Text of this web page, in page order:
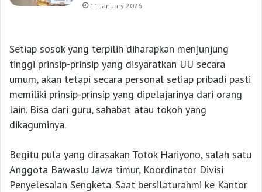
11 January 2026
Setiap sosok yang terpilih diharapkan menjunjung
tinggi prinsip-prinsip yang disyaratkan UU secara
umum, akan tetapi secara personal setiap pribadi pasti
memiliki prinsip-prinsip yang dipelajarinya dari orang
lain. Bisa dari guru, sahabat atau tokoh yang
dikaguminya.
Begitu pula yang dirasakan Totok Hariyono, salah satu
Anggota Bawaslu Jawa timur, Koordinator Divisi
Penyelesaian Sengketa. Saat bersilaturahmi ke Kantor